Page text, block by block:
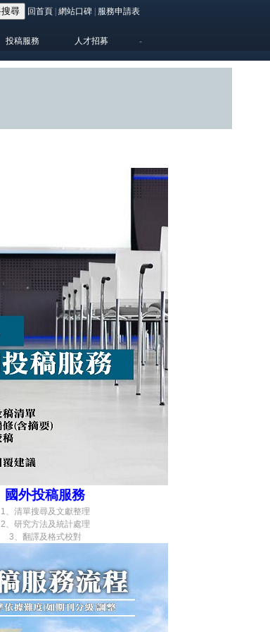
回首頁 網站口碑 服務申請表
投稿服務 人才招募 -
國外投稿服務
1、清單搜尋及文獻整理
2、研究方法及統計處理
3、翻譯及格式校對